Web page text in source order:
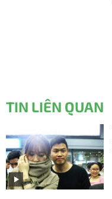
TIN LIÊN QUAN